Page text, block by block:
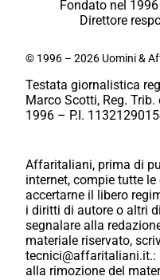
Fondato nel
Direttore
© 1996 – 2026 Uomini &
Testata giornalistica
Marco Scotti, Reg.
1996 – P.I.
Affaritaliani, prima di
internet, compie tutte
accertarne il libero
i diritti di autore o altri
segnalare alla
materiale riservato,
tecnici@affaritaliani.it.:
alla rimozione del